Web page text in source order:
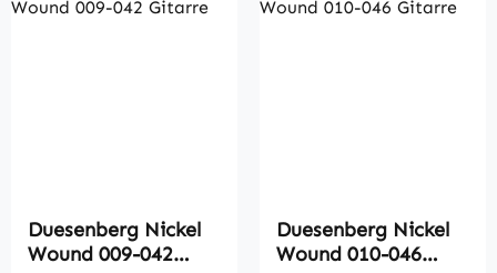
Duesenberg Nickel
Wound 009-042
Duesenberg Nickel
Wound 010-046